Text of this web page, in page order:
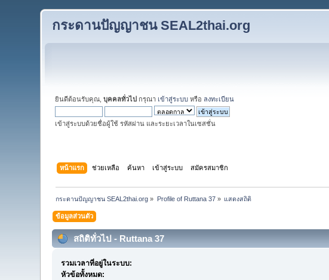
กระดานปัญญาชน SEAL2thai.org
ยินดีต้อนรับคุณ,บุคคลทั่วไป กรุณา เข้าสู่ระบบ หรือ ลงทะเบียน
เข้าสู่ระบบด้วยชื่อผู้ใช้ รหัสผ่าน และระยะเวลาในเซสชั่น
หน้าแรก ช่วยเหลือ ค้นหา เข้าสู่ระบบ สมัครสมาชิก
กระดานปัญญาชน SEAL2thai.org » Profile of Ruttana 37» แสดงสถิติ
ข้อมูลส่วนตัว
สถิติทั่วไป - Ruttana 37
รวมเวลาที่อยู่ในระบบ:
หัวข้อทั้งหมด: